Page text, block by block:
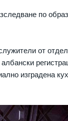
по
от
изградена